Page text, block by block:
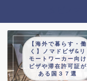
【海外で暮らす・働
く】ノマドビザ&リ
モートワーカー向け
ビザや滞在許可証が
ある国３７選